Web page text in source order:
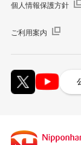
個人情報保護方針
ご利用案内